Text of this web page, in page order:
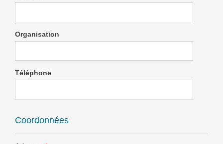
Organisation
Téléphone
Coordonnées